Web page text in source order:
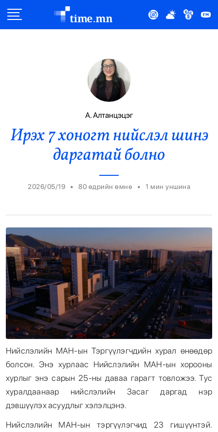
Эдийн Засаг
Нийтлэлчийн Булан
Эрүүл Мэнд
Орон Нутаг
Спорт
Энтертайнмент
Эрэн Сурвалжилга
А. Алтанцэцэг
Ирэх 7 хоногт нийслэл шинэ
даргатай болно
2026/05/19 • 80 өдрийн өмнө • 1 мин уншина
Нийслэлийн МАН-ын Тэргүүлэгчдийн хурал өнөөдөр
болсон. Энэ хурлаас Нийслэлийн МАН-ын хорооны
хурлыг энэ сарын 25-ны даваа гарагт товложээ. Тус
хуралдаанаар нийслэлийн Засаг даргад нэр
дэвшүүлэх асуудлыг хэлэлцэнэ.
Нийслэлийн МАН-ын тэргүүлэгчид 23 гишүүнтэй.